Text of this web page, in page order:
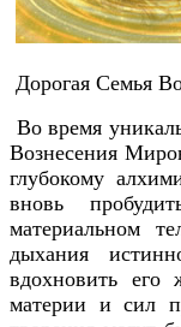
Дорогая Семья
Во время
Вознесения
глубокому
вновь
материальном
дыхания
вдохновить его
материи и сил